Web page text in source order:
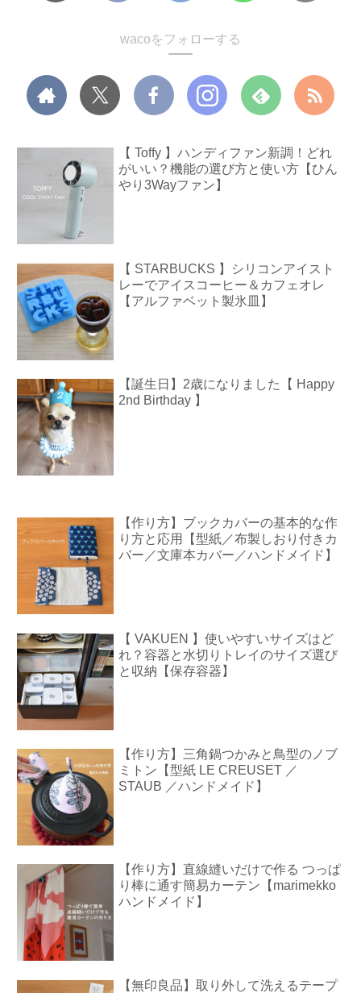
wacoをフォローする
【 Toffy 】ハンディファン新調！どれ
がいい？機能の選び方と使い方【ひん
やり3Wayファン】
【 STARBUCKS 】シリコンアイスト
レーでアイスコーヒー＆カフェオレ
【アルファベット製氷皿】
【誕生日】2歳になりました【 Happy
2nd Birthday 】
【作り方】ブックカバーの基本的な作
り方と応用【型紙／布製しおり付きカ
バー／文庫本カバー／ハンドメイド】
【 VAKUEN 】使いやすいサイズはど
れ？容器と水切りトレイのサイズ選び
と収納【保存容器】
【作り方】三角鍋つかみと鳥型のノブ
ミトン【型紙 LE CREUSET ／
STAUB ／ハンドメイド】
【作り方】直線縫いだけで作る つっぱ
り棒に通す簡易カーテン【marimekko
ハンドメイド】
【無印良品】取り外して洗えるテープ